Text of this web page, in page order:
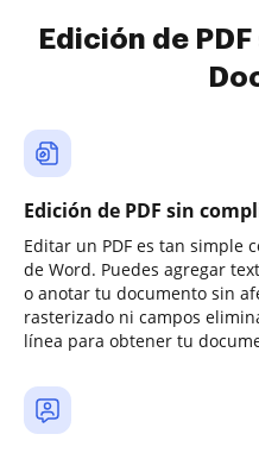
Edición de
Edición de PDF sin
Editar un PDF es tan simple
de Word. Puedes agregar
o anotar tu documento sin
rasterizado ni campos
línea para obtener tu